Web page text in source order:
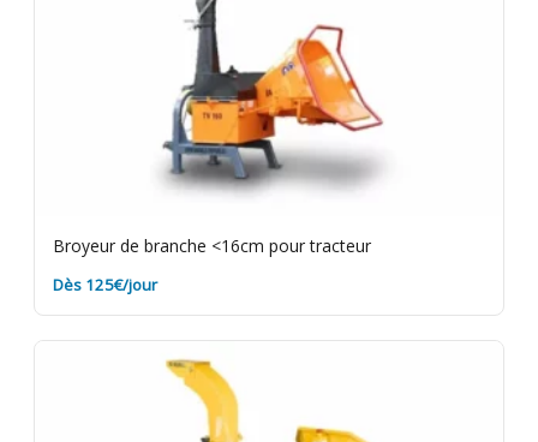
Broyeur de branche <16cm pour tracteur
Dès 125€/jour